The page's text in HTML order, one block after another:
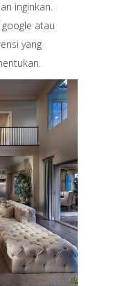
inginkan.
atau
yang